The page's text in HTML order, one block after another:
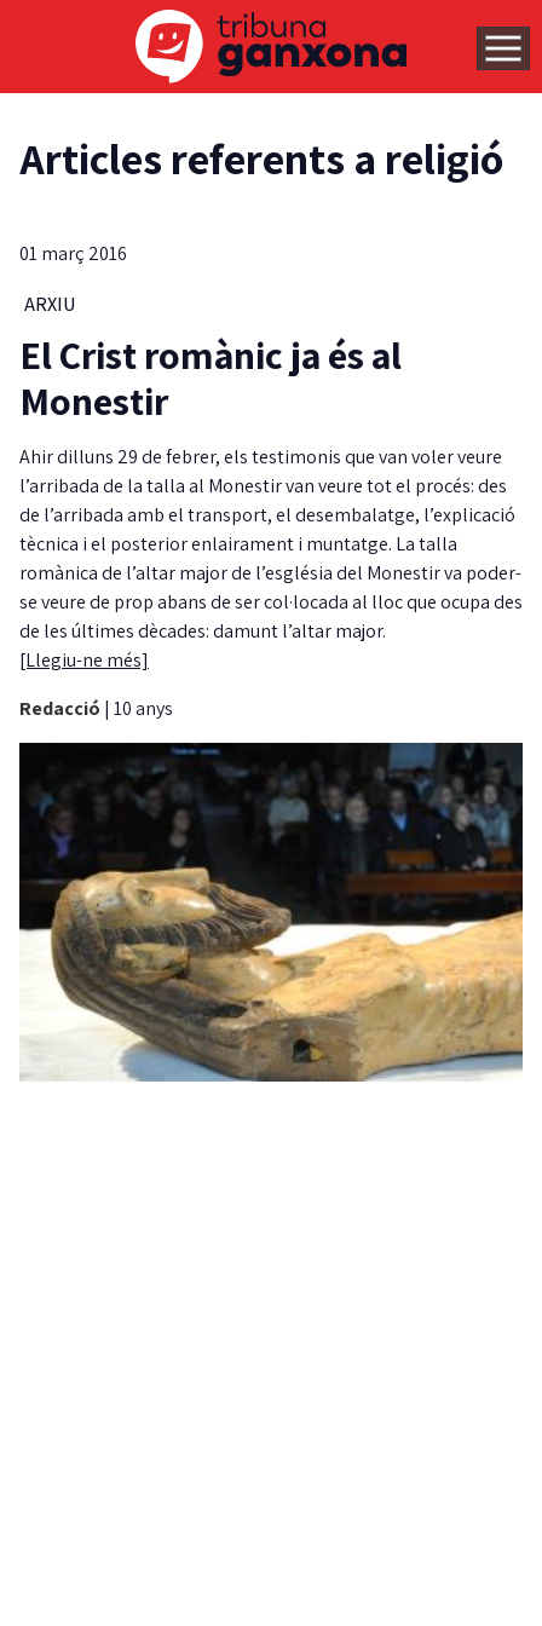
Articles referents a religió
01 març 2016
ARXIU
El Crist romànic ja és al
Monestir
Ahir dilluns 29 de febrer, els testimonis que van voler veure
l’arribada de la talla al Monestir van veure tot el procés: des
de l’arribada amb el transport, el desembalatge, l’explicació
tècnica i el posterior enlairament i muntatge. La talla
romànica de l’altar major de l’església del Monestir va poder-
se veure de prop abans de ser col·locada al lloc que ocupa des
de les últimes dècades: damunt l’altar major.
[Llegiu-ne més]
Redacció | 10 anys